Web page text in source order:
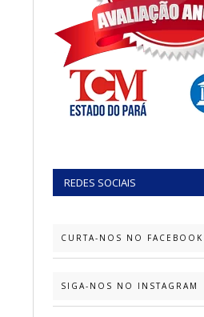
REDES SOCIAIS
CURTA-NOS NO FACEBOOK
SIGA-NOS NO INSTAGRAM